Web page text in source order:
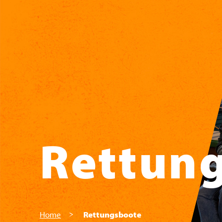
Zum Hauptinhalt springen
Home Rettungsboote